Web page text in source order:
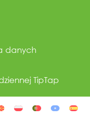
danych
TipTap